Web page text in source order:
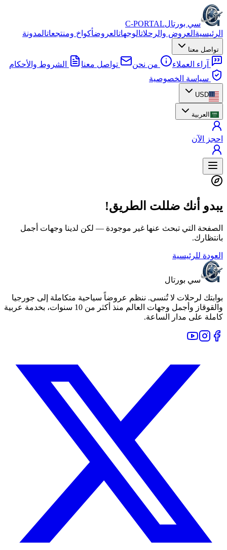
سي بورتالC-PORTAL
الرئيسية العروض والرحلاتالوجهاتالعروضأكواخ ومنتجعاتالمدونة
تواصل معنا
آراء العملاء من نحن تواصل معنا
الشروط والأحكام
سياسة الخصوصية
USD
العربية
احجز الآن
يبدو أنك ضللت الطريق!
الصفحة التي تبحث عنها غير موجودة — لكن لدينا وجهات أجمل
بانتظارك.
العودة للرئيسية
سي بورتال
بوابتك لرحلات لا تُنسى. ننظم عروضاً سياحية متكاملة إلى جورجيا
والقوقاز وأجمل وجهات العالم منذ أكثر من 10 سنوات، بخدمة عربية
كاملة على مدار الساعة.